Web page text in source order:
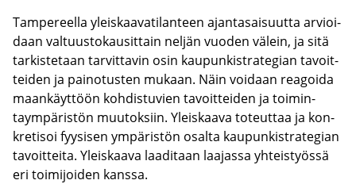
Tam­pe­reel­la yleis­kaa­va­ti­lan­teen ajan­ta­sai­suut­ta ar­vioi­
daan val­tuus­to­kausit­tain nel­jän vuo­den vä­lein, ja sitä
tar­kis­te­taan tar­vit­ta­vin osin kau­pun­ki­stra­te­gian ta­voit­
tei­den ja pai­no­tus­ten mu­kaan. Näin voi­daan rea­goi­da
maan­käyt­töön koh­dis­tu­vien ta­voit­tei­den ja toi­min­
taym­pä­ris­tön muu­tok­siin. Yleis­kaa­va to­teut­taa ja kon­
kre­ti­soi fyy­si­sen ym­pä­ris­tön osal­ta kau­pun­ki­stra­te­gian
ta­voit­tei­ta. Yleis­kaa­va laa­di­taan laa­jas­sa yh­teis­työs­sä
eri toi­mi­joi­den kans­sa.